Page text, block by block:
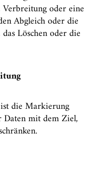
oder eine
Abgleich oder die
Löschen oder die
die Markierung
Daten mit dem Ziel,